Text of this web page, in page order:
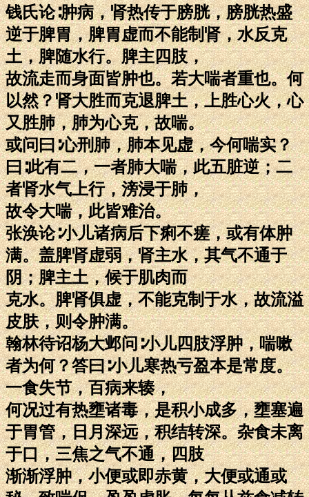
钱氏论∶肿病，肾热传于膀胱，膀胱热盛
逆于脾胃，脾胃虚而不能制肾，水反克
土，脾随水行。脾主四肢，
故流走而身面皆肿也。若大喘者重也。何
以然？肾大胜而克退脾土，上胜心火，心
又胜肺，肺为心克，故喘。
或问曰∶心刑肺，肺本见虚，今何喘实？
曰∶此有二，一者肺大喘，此五脏逆；二
者肾水气上行，滂浸于肺，
故令大喘，此皆难治。
张涣论∶小儿诸病后下痢不瘥，或有体肿
满。盖脾肾虚弱，肾主水，其气不通于
阴；脾主土，候于肌肉而
克水。脾肾俱虚，不能克制于水，故流溢
皮肤，则令肿满。
翰林待诏杨大邺问∶小儿四肢浮肿，喘嗽
者为何？答曰∶小儿寒热亏盈本是常度。
一食失节，百病来辏，
何况过有热壅诸毒，是积小成多，壅塞遍
于胃管，日月深远，积结转深。杂食未离
于口，三焦之气不通，四肢
渐渐浮肿，小便或即赤黄，大便或通或